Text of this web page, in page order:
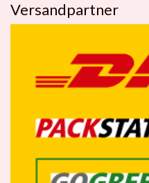
Versandpartner